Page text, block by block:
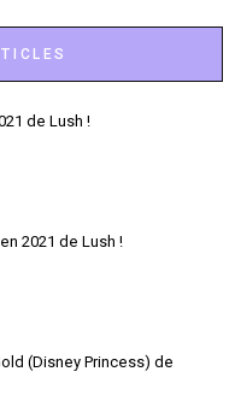
de Lush !
2021 de Lush !
(Disney Princess) de